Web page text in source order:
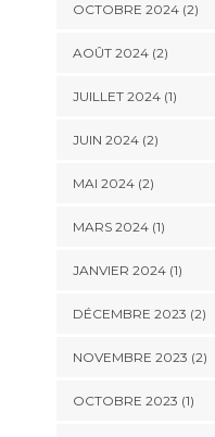
OCTOBRE 2024(2)
AOÛT 2024(2)
JUILLET 2024(1)
JUIN 2024(2)
MAI 2024(2)
MARS 2024(1)
JANVIER 2024(1)
DÉCEMBRE 2023 (2)
NOVEMBRE 2023 (2)
OCTOBRE 2023 (1)